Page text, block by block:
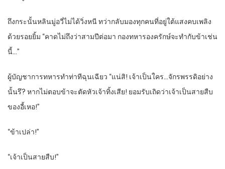
ถึงกระนั้นหลินมู่อวี่ไม่ได้วิ่งหนี ทว่ากลับมองทุกคนที่อยู่ใต้แสงคบเพลิง
ด้วยรอยยิ้ม “คาดไม่ถึงว่าสามปีต่อมา กองทหารองครักษ์จะทำกับข้าเช่น
นี้…”
ผู้บัญชาการทหารทำท่าทีฉุนเฉียว “แน่สิ! เจ้าเป็นใคร…จักรพรรดิอย่าง
นั้นรึ? หากไม่ตอบข้าจะตัดหัวเจ้าทิ้งเสีย! ยอมรับเถิดว่าเจ้าเป็นสายสืบ
ของอี้เหอ!”
“ข้าเปล่า!”
“เจ้าเป็นสายสืบ!”